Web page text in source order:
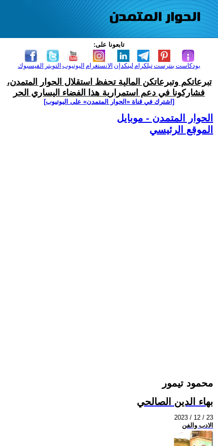
تابعونا على:
الفيسبوك التويتر اليوتيوب الانستغرام لينكدإن تيلكرامبنترست بودكاست
تبرعاتكم وتبرعاتكن المالية تحفظ استقلال الحوار المتمدن،
فشاركونا في دعم استمرارية هذا الفضاء اليساري الحر
[اشترك في قناة ‫«الحوار المتمدن» على اليوتيوب]
الحوار المتمدن - موبايل
الموقع الرئيسي
محمود تيمور
بهاء الدين الصالحي
2023 / 12 / 23
الادب والفن